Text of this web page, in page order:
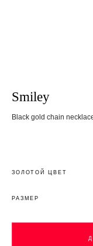
Smiley
Black gold chain
ЗОЛОТОЙ ЦВЕТ
РАЗМЕР